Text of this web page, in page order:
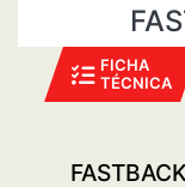
FICHA
TÉCNICA